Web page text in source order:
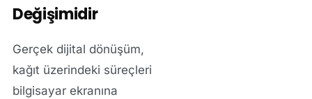
Değişimidir
Gerçek dijital dönüşüm,
kağıt üzerindeki süreçleri
bilgisayar ekranına